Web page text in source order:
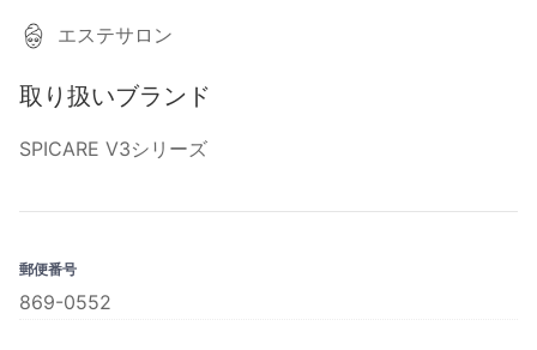
エステサロン
取り扱いブランド
SPICARE V3シリーズ
郵便番号
869-0552